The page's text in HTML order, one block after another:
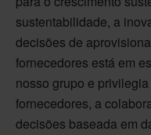
sustentabilidade, a
decisões de
fornecedores está em
nosso grupo e
fornecedores, a
decisões baseada em